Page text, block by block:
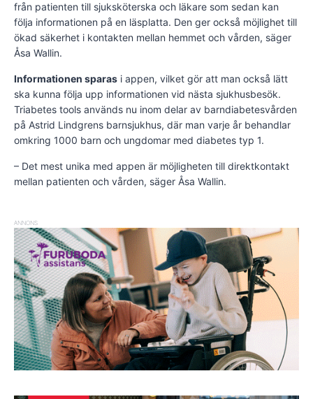
från patienten till sjuksköterska och läkare som sedan kan
följa informationen på en läsplatta. Den ger också möjlighet till
ökad säkerhet i kontakten mellan hemmet och vården, säger
Åsa Wallin.
Informationen sparas i appen, vilket gör att man också lätt
ska kunna följa upp informationen vid nästa sjukhusbesök.
Triabetes tools används nu inom delar av barndiabetesvården
på Astrid Lindgrens barnsjukhus, där man varje år behandlar
omkring 1000 barn och ungdomar med diabetes typ 1.
– Det mest unika med appen är möjligheten till direktkontakt
mellan patienten och vården, säger Åsa Wallin.
ANNONS